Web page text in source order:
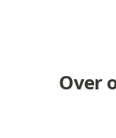
Over